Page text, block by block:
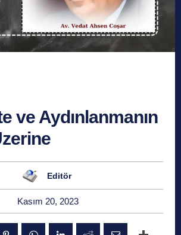
ve Aydınlanmanın
Editör
Kasım 20, 2023